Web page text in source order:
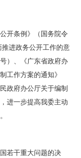
开条例》（国务院令
进政务公开工作的意
）、《广东省政府办
工作方案的通知》
政府办公厅关于编制
进一步提高我委主动
若干重大问题的决